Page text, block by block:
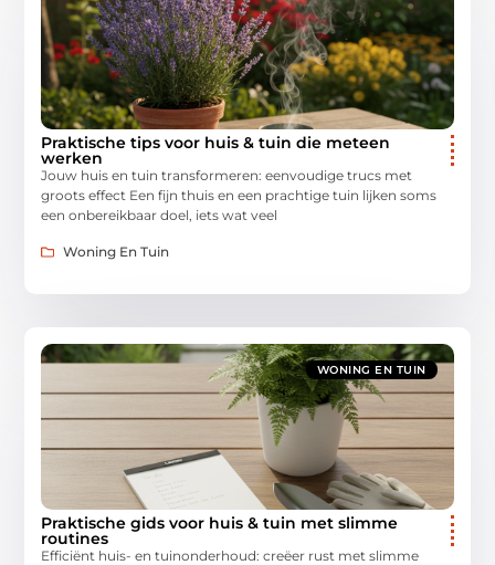
Praktische tips voor huis & tuin die meteen
werken
Jouw huis en tuin transformeren: eenvoudige trucs met
groots effect Een fijn thuis en een prachtige tuin lijken soms
een onbereikbaar doel, iets wat veel
Woning En Tuin
WONING EN TUIN
Praktische gids voor huis & tuin met slimme
routines
Efficiënt huis- en tuinonderhoud: creëer rust met slimme